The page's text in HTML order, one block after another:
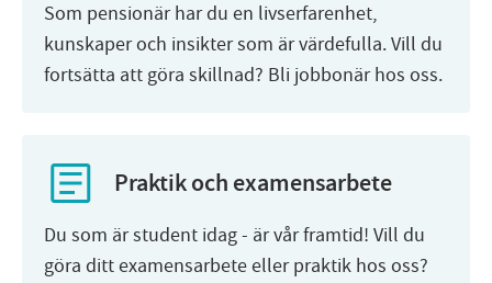
Som pensionär har du en livserfarenhet,
kunskaper och insikter som är värdefulla. Vill du
fortsätta att göra skillnad? Bli jobbonär hos oss.
Praktik och examensarbete
Du som är student idag - är vår framtid! Vill du
göra ditt examensarbete eller praktik hos oss?